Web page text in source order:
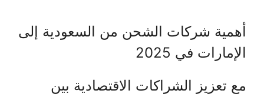
أهمية شركات الشحن من السعودية إلى
الإمارات في 2025
مع تعزيز الشراكات الاقتصادية بين